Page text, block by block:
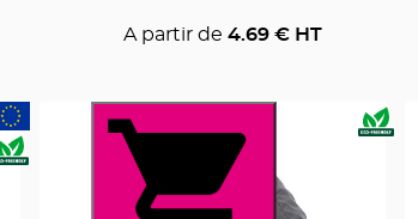
A partir de 4.69€ HT